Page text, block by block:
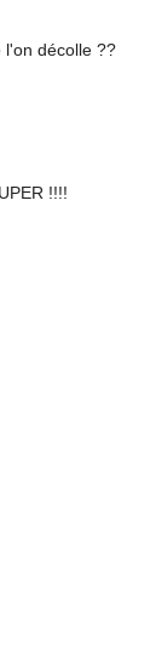
l'on décolle ??
!!!!